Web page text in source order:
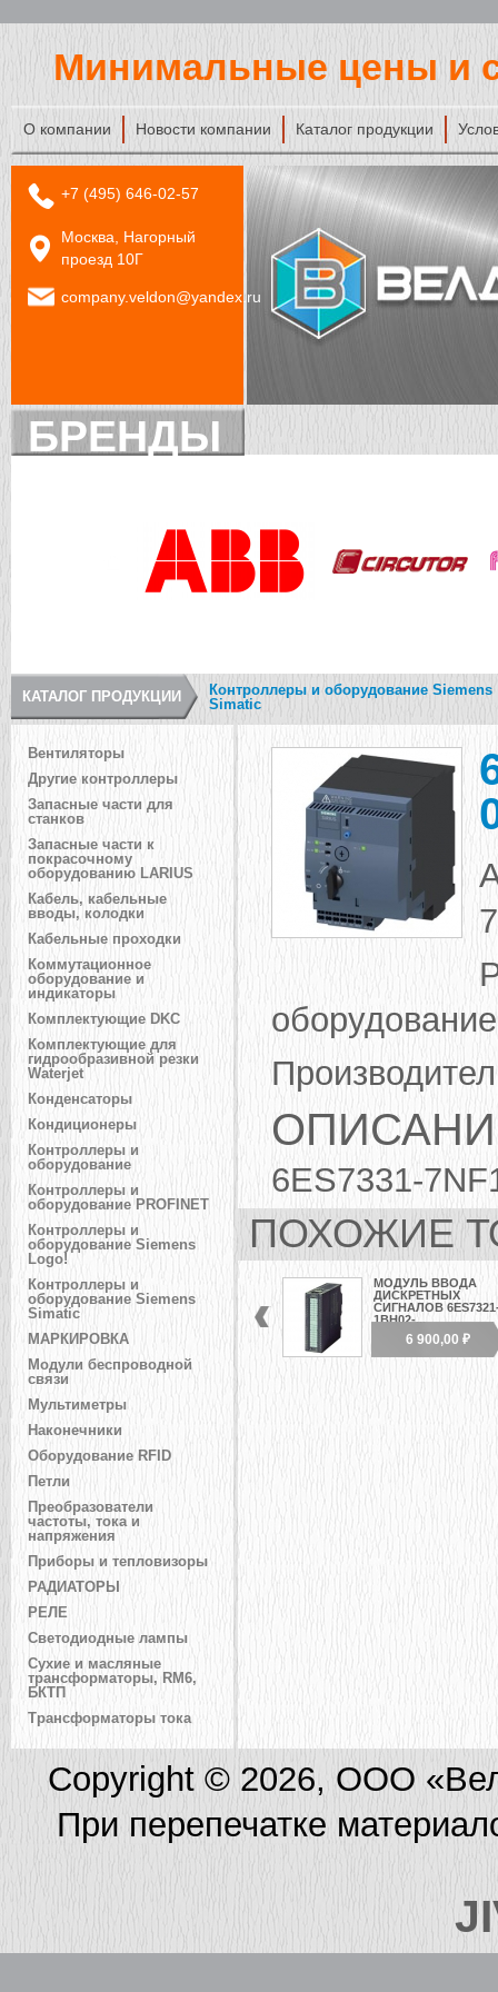
Минимальные цены и
О компании Новости компании Каталог продукции
+7 (495) 646-02-57
Москва, Нагорный
проезд 10Г
company.veldon@yandex.ru
БРЕНДЫ
КАТАЛОГ ПРОДУКЦИИ
Контроллеры и оборудование Siemens
Simatic
Вентиляторы
Другие контроллеры
Запасные части для
станков
Запасные части к
покрасочному
оборудованию LARIUS
Кабель, кабельные
вводы, колодки
Кабельные проходки
Коммутационное
оборудование и
индикаторы
Комплектующие DKC
Комплектующие для
гидрообразивной резки
Waterjet
Конденсаторы
Кондиционеры
Контроллеры и
оборудование
Контроллеры и
оборудование PROFINET
Контроллеры и
оборудование Siemens
Logo!
Контроллеры и
оборудование Siemens
Simatic
МАРКИРОВКА
Модули беспроводной
связи
Мультиметры
Наконечники
Оборудование RFID
Петли
Преобразователи
частоты, тока и
напряжения
Приборы и тепловизоры
РАДИАТОРЫ
РЕЛЕ
Светодиодные лампы
Сухие и масляные
трансформаторы, RM6,
БКТП
Трансформаторы тока
6ES7331-
ПОХОЖИЕ
МОДУЛЬ ВВОДА
ДИСКРЕТНЫХ
СИГНАЛОВ
1BH02-...
6 900,00 ₽
Copyright © 2026, ООО
При перепечатке